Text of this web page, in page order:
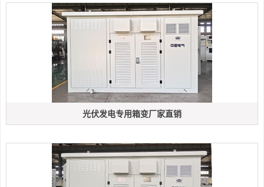
光伏发电专用箱变厂家直销